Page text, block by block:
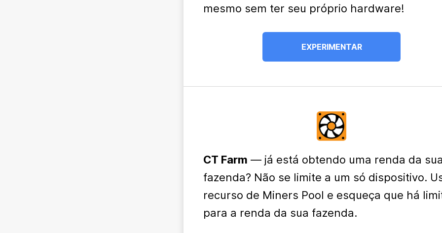
mesmo sem ter seu próprio hardware!
EXPERIMENTAR
CT Farm — já está obtendo uma renda da sua
fazenda? Não se limite a um só dispositivo.
recurso de Miners Pool e esqueça que há
para a renda da sua fazenda.